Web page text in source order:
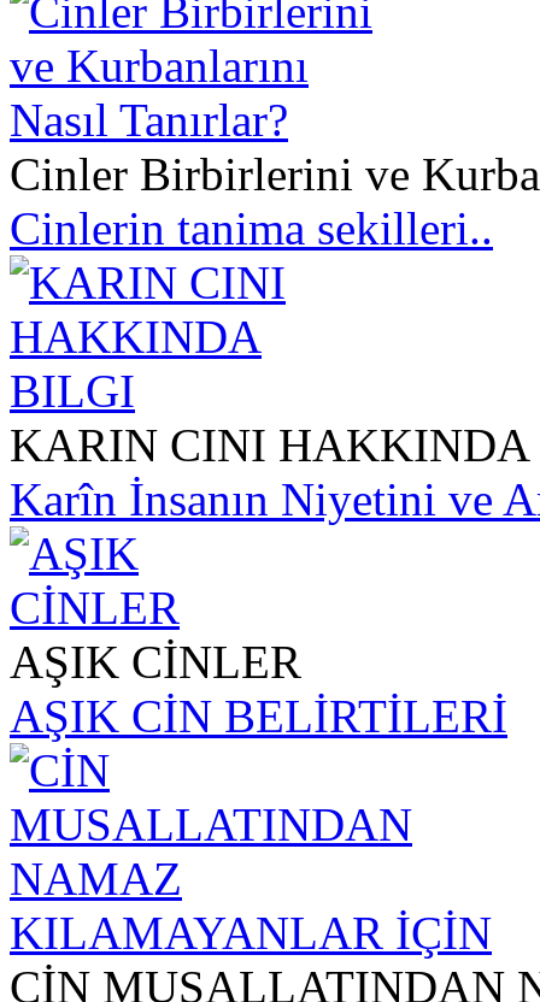
Cinler Birbirlerini ve
Cinlerin tanima sekilleri..
KARIN CINI
Karîn İnsanın Niyetini ve
AŞIK CİNLER
AŞIK CİN BELİRTİLERİ
CİN MUSALLATINDAN